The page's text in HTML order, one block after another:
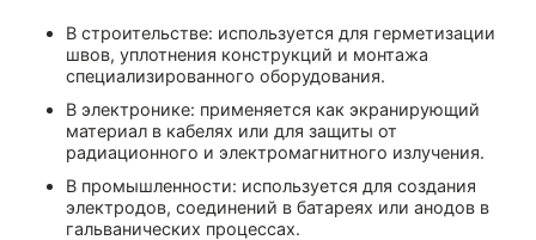
В строительстве: используется для герметизации
швов, уплотнения конструкций и монтажа
специализированного оборудования.
В электронике: применяется как экранирующий
материал в кабелях или для защиты от
радиационного и электромагнитного излучения.
В промышленности: используется для создания
электродов, соединений в батареях или анодов в
гальванических процессах.